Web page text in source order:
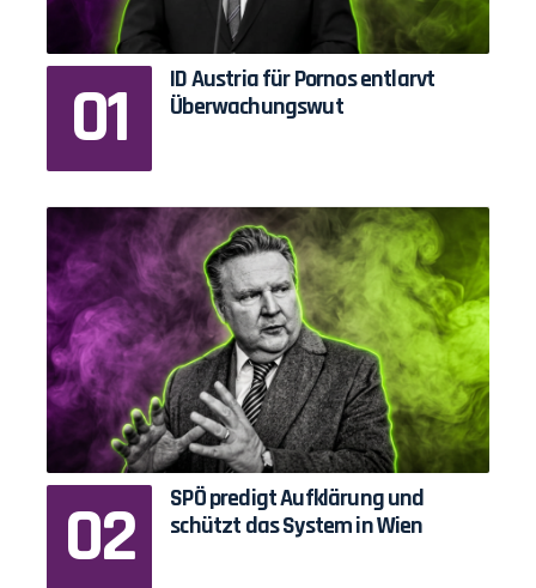
ID Austria für Pornos entlarvt
Überwachungswut
SPÖ predigt Aufklärung und
schützt das System in Wien